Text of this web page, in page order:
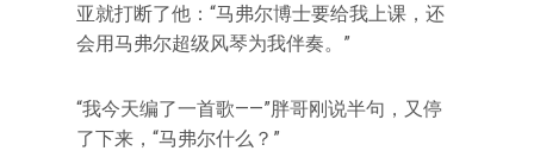
亚就打断了他：“马弗尔博士要给我上课，还
会用马弗尔超级风琴为我伴奏。”
“我今天编了一首歌——”胖哥刚说半句，又停
了下来，“马弗尔什么？”